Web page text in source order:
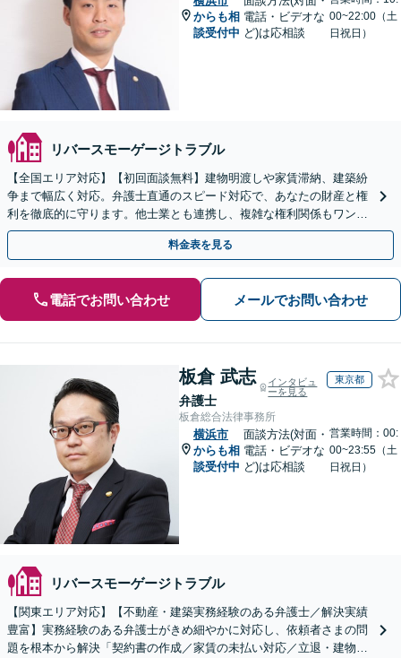
からも相
談受付中
電話・ビデオな
ど)は応相談
00~22:00（土
日祝日）
リバースモーゲージトラブル
【全国エリア対応】【初回面談無料】建物明渡しや家賃滞納、建築紛
争まで幅広く対応。弁護士直通のスピード対応で、あなたの財産と権
利を徹底的に守ります。他士業とも連携し、複雑な権利関係もワンス
トップで解決。【弁護士直通・LINE相談可】
料金表を見る
電話でお問い合わせ メールでお問い合わせ
板倉 武志
弁護士
インタビュ
ーを見る
東京都
板倉総合法律事務所
横浜市
からも相
談受付中
面談方法(対面・
電話・ビデオな
ど)は応相談
営業時間：00:
00~23:55（土
日祝日）
リバースモーゲージトラブル
【関東エリア対応】【不動産・建築実務経験のある弁護士／解決実績
豊富】実務経験のある弁護士がきめ細やかに対応し、依頼者さまの問
題を根本から解決「契約書の作成／家賃の未払い対応／立退・建物の